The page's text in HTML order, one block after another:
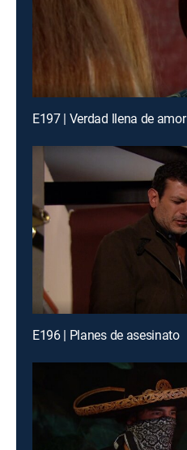
E197 | Verdad llena de amor
E196 | Planes de asesinato